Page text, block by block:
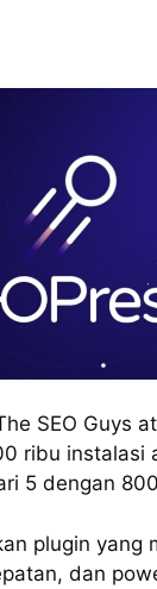
SEO Guys
ribu instalasi
5 dengan
plugin yang
dan